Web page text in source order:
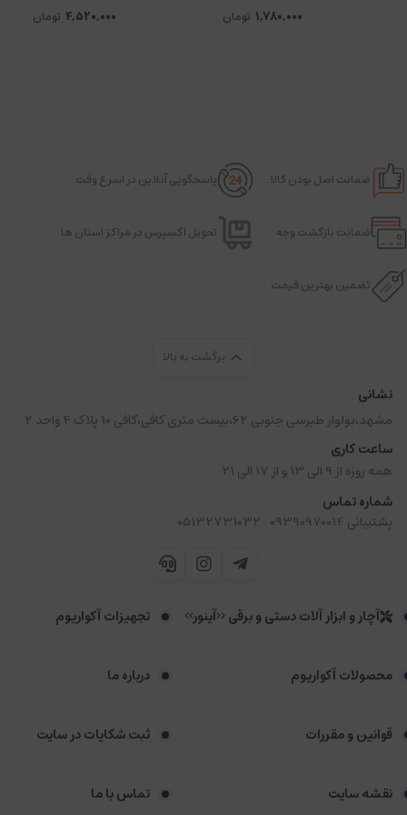
1,780,000 تومان
4,520,000 تومان
ضمانت اصل بودن کالا پاسخگویی آنلاین در اسرع وقت
ضمانت بازگشت وجه تحویل اکسپرس در مراکز استان ها
تضمین بهترین قیمت
برگشت به بالا
نشانی
مشهد،بولوار طبرسی جنوبی 62،بیست متری کافی،کافی 10 پلاک 4 واحد 2
ساعت کاری
همه روزه از 9 الی 13 و از 17 الی 21
شماره تماس
پشتیبانی 09390970014
05132731032
آچار و ابزار آلات دستی و برقی <<آینور>> تجهیزات آکواریوم
محصولات آکواریوم درباره ما
قوانین و مقررات ثبت شکایات در سایت
نقشه سایت تماس با ما